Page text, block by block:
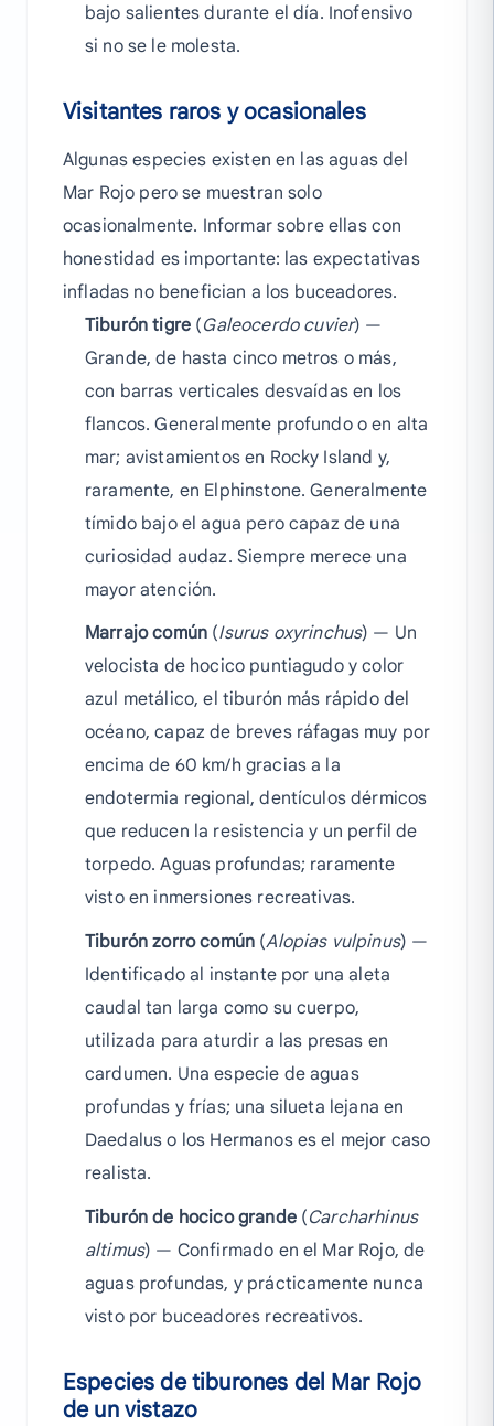
bajo salientes durante el día. Inofensivo
si no se le molesta.
Visitantes raros y ocasionales
Algunas especies existen en las aguas del
Mar Rojo pero se muestran solo
ocasionalmente. Informar sobre ellas con
honestidad es importante: las expectativas
infladas no benefician a los buceadores.
Tiburón tigre (Galeocerdo cuvier) —
Grande, de hasta cinco metros o más,
con barras verticales desvaídas en los
flancos. Generalmente profundo o en alta
mar; avistamientos en Rocky Island y,
raramente, en Elphinstone. Generalmente
tímido bajo el agua pero capaz de una
curiosidad audaz. Siempre merece una
mayor atención.
Marrajo común (Isurus oxyrinchus) — Un
velocista de hocico puntiagudo y color
azul metálico, el tiburón más rápido del
océano, capaz de breves ráfagas muy por
encima de 60 km/h gracias a la
endotermia regional, dentículos dérmicos
que reducen la resistencia y un perfil de
torpedo. Aguas profundas; raramente
visto en inmersiones recreativas.
Tiburón zorro común (Alopias vulpinus) —
Identificado al instante por una aleta
caudal tan larga como su cuerpo,
utilizada para aturdir a las presas en
cardumen. Una especie de aguas
profundas y frías; una silueta lejana en
Daedalus o los Hermanos es el mejor caso
realista.
Tiburón de hocico grande(Carcharhinus
altimus) — Confirmado en el Mar Rojo, de
aguas profundas, y prácticamente nunca
visto por buceadores recreativos.
Especies de tiburones del Mar Rojo
de un vistazo